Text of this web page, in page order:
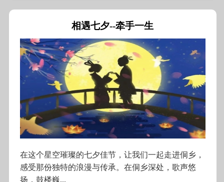
相遇七夕--牵手一生
在这个星空璀璨的七夕佳节，让我们一起走进侗乡，
感受那份独特的浪漫与传承。在侗乡深处，歌声悠
扬，鼓楼巍...